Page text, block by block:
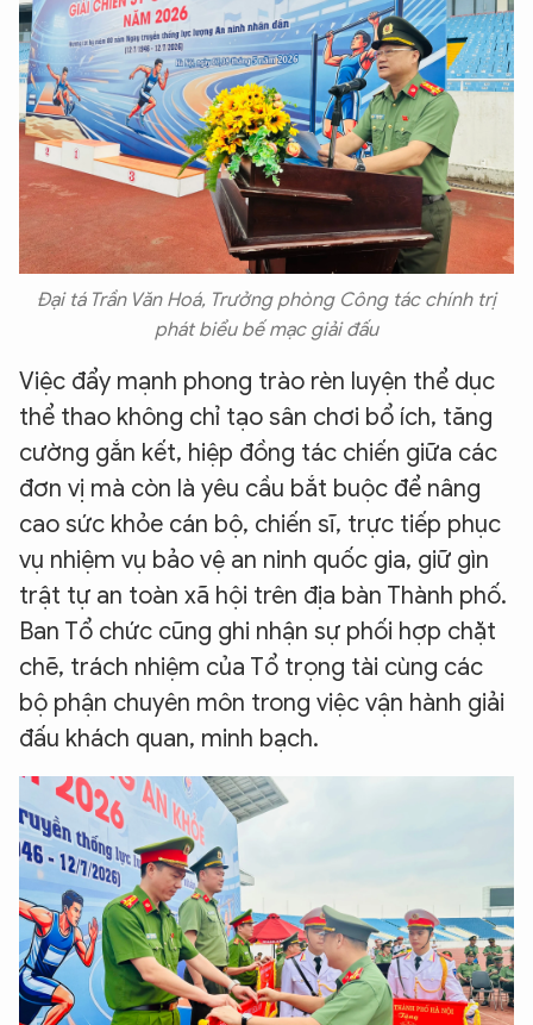
Đại tá Trần Văn Hoá, Trưởng phòng Công tác chính trị
phát biểu bế mạc giải đấu
Việc đẩy mạnh phong trào rèn luyện thể dục
thể thao không chỉ tạo sân chơi bổ ích, tăng
cường gắn kết, hiệp đồng tác chiến giữa các
đơn vị mà còn là yêu cầu bắt buộc để nâng
cao sức khỏe cán bộ, chiến sĩ, trực tiếp phục
vụ nhiệm vụ bảo vệ an ninh quốc gia, giữ gìn
trật tự an toàn xã hội trên địa bàn Thành phố.
Ban Tổ chức cũng ghi nhận sự phối hợp chặt
chẽ, trách nhiệm của Tổ trọng tài cùng các
bộ phận chuyên môn trong việc vận hành giải
đấu khách quan, minh bạch.